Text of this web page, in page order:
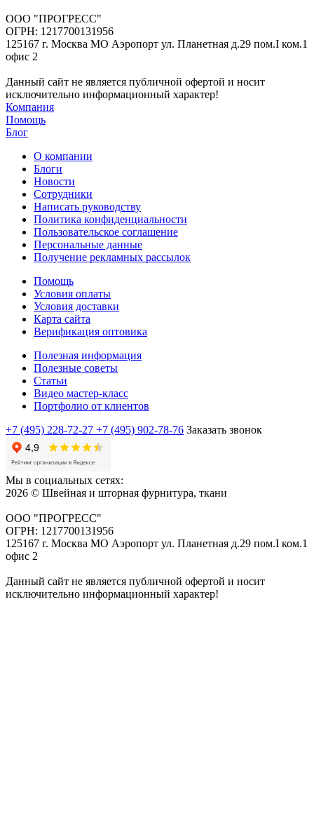
ООО "ПРОГРЕСС"
ОГРН: 1217700131956
125167 г. Москва МО Аэропорт ул. Планетная д.29 пом.I ком.1
офис 2
Данный сайт не является публичной офертой и носит
исключительно информационный характер!
Компания
Помощь
Блог
О компании
Блоги
Новости
Сотрудники
Написать руководству
Политика конфиденциальности
Пользовательское соглашение
Персональные данные
Получение рекламных рассылок
Помощь
Условия оплаты
Условия доставки
Карта сайта
Верификация оптовика
Полезная информация
Полезные советы
Статьи
Видео мастер-класс
Портфолио от клиентов
+7 (495) 228-72-27 +7 (495) 902-78-76 Заказать звонок
Мы в социальных сетях:
2026 © Швейная и шторная фурнитура, ткани
ООО "ПРОГРЕСС"
ОГРН: 1217700131956
125167 г. Москва МО Аэропорт ул. Планетная д.29 пом.I ком.1
офис 2
Данный сайт не является публичной офертой и носит
исключительно информационный характер!